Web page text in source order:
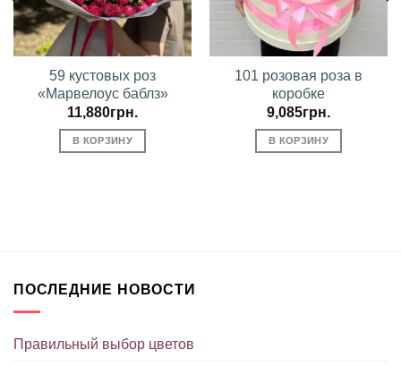
59 кустовых роз
«Марвелоус баблз»
11,880грн.
В КОРЗИНУ
101 розовая роза в
коробке
9,085грн.
В КОРЗИНУ
ПОСЛЕДНИЕ НОВОСТИ
Правильный выбор цветов